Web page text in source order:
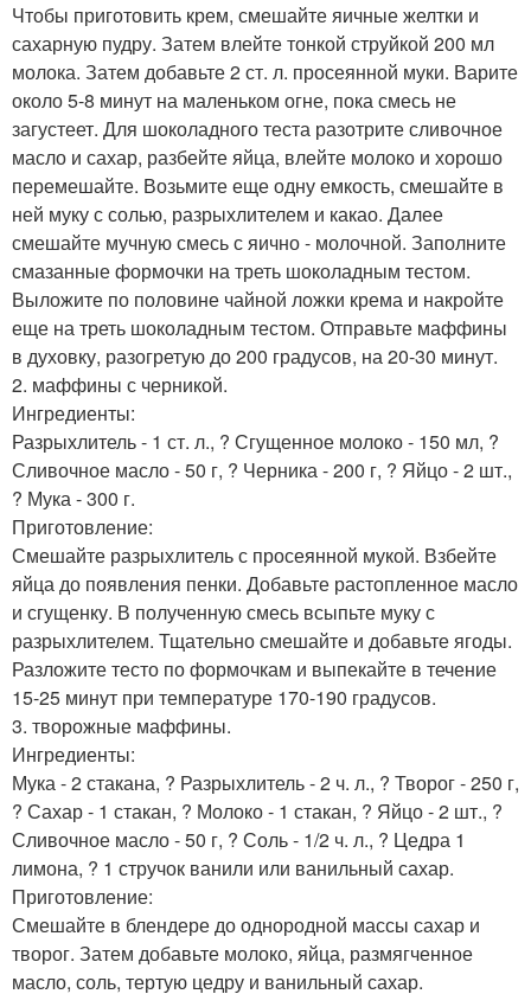
Чтобы приготовить крем, смешайте яичные желтки и
сахарную пудру. Затем влейте тонкой струйкой 200 мл
молока. Затем добавьте 2 ст. л. просеянной муки. Варите
около 5-8 минут на маленьком огне, пока смесь не
загустеет. Для шоколадного теста разотрите сливочное
масло и сахар, разбейте яйца, влейте молоко и хорошо
перемешайте. Возьмите еще одну емкость, смешайте в
ней муку с солью, разрыхлителем и какао. Далее
смешайте мучную смесь с яично - молочной. Заполните
смазанные формочки на треть шоколадным тестом.
Выложите по половине чайной ложки крема и накройте
еще на треть шоколадным тестом. Отправьте маффины
в духовку, разогретую до 200 градусов, на 20-30 минут.
2. маффины с черникой.
Ингредиенты:
Разрыхлитель - 1 ст. л., ? Сгущенное молоко - 150 мл, ?
Сливочное масло - 50 г, ? Черника - 200 г, ? Яйцо - 2 шт.,
? Мука - 300 г.
Приготовление:
Смешайте разрыхлитель с просеянной мукой. Взбейте
яйца до появления пенки. Добавьте растопленное масло
и сгущенку. В полученную смесь всыпьте муку с
разрыхлителем. Тщательно смешайте и добавьте ягоды.
Разложите тесто по формочкам и выпекайте в течение
15-25 минут при температуре 170-190 градусов.
3. творожные маффины.
Ингредиенты:
Мука - 2 стакана, ? Разрыхлитель - 2 ч. л., ? Творог - 250 г,
? Сахар - 1 стакан, ? Молоко - 1 стакан, ? Яйцо - 2 шт., ?
Сливочное масло - 50 г, ? Соль - 1/2 ч. л., ? Цедра 1
лимона, ? 1 стручок ванили или ванильный сахар.
Приготовление:
Смешайте в блендере до однородной массы сахар и
творог. Затем добавьте молоко, яйца, размягченное
масло, соль, тертую цедру и ванильный сахар.